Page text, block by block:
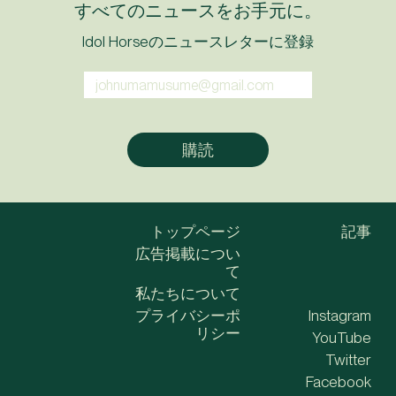
すべてのニュースをお手元に。
Idol Horseのニュースレターに登録
トップページ
広告掲載につい
て
私たちについて
記事
プライバシーポ
リシー
Instagram
YouTube
Twitter
Facebook